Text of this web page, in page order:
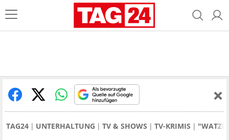
TAG24 UNTERHALTUNG TV & SHOWS TV-KRIMIS